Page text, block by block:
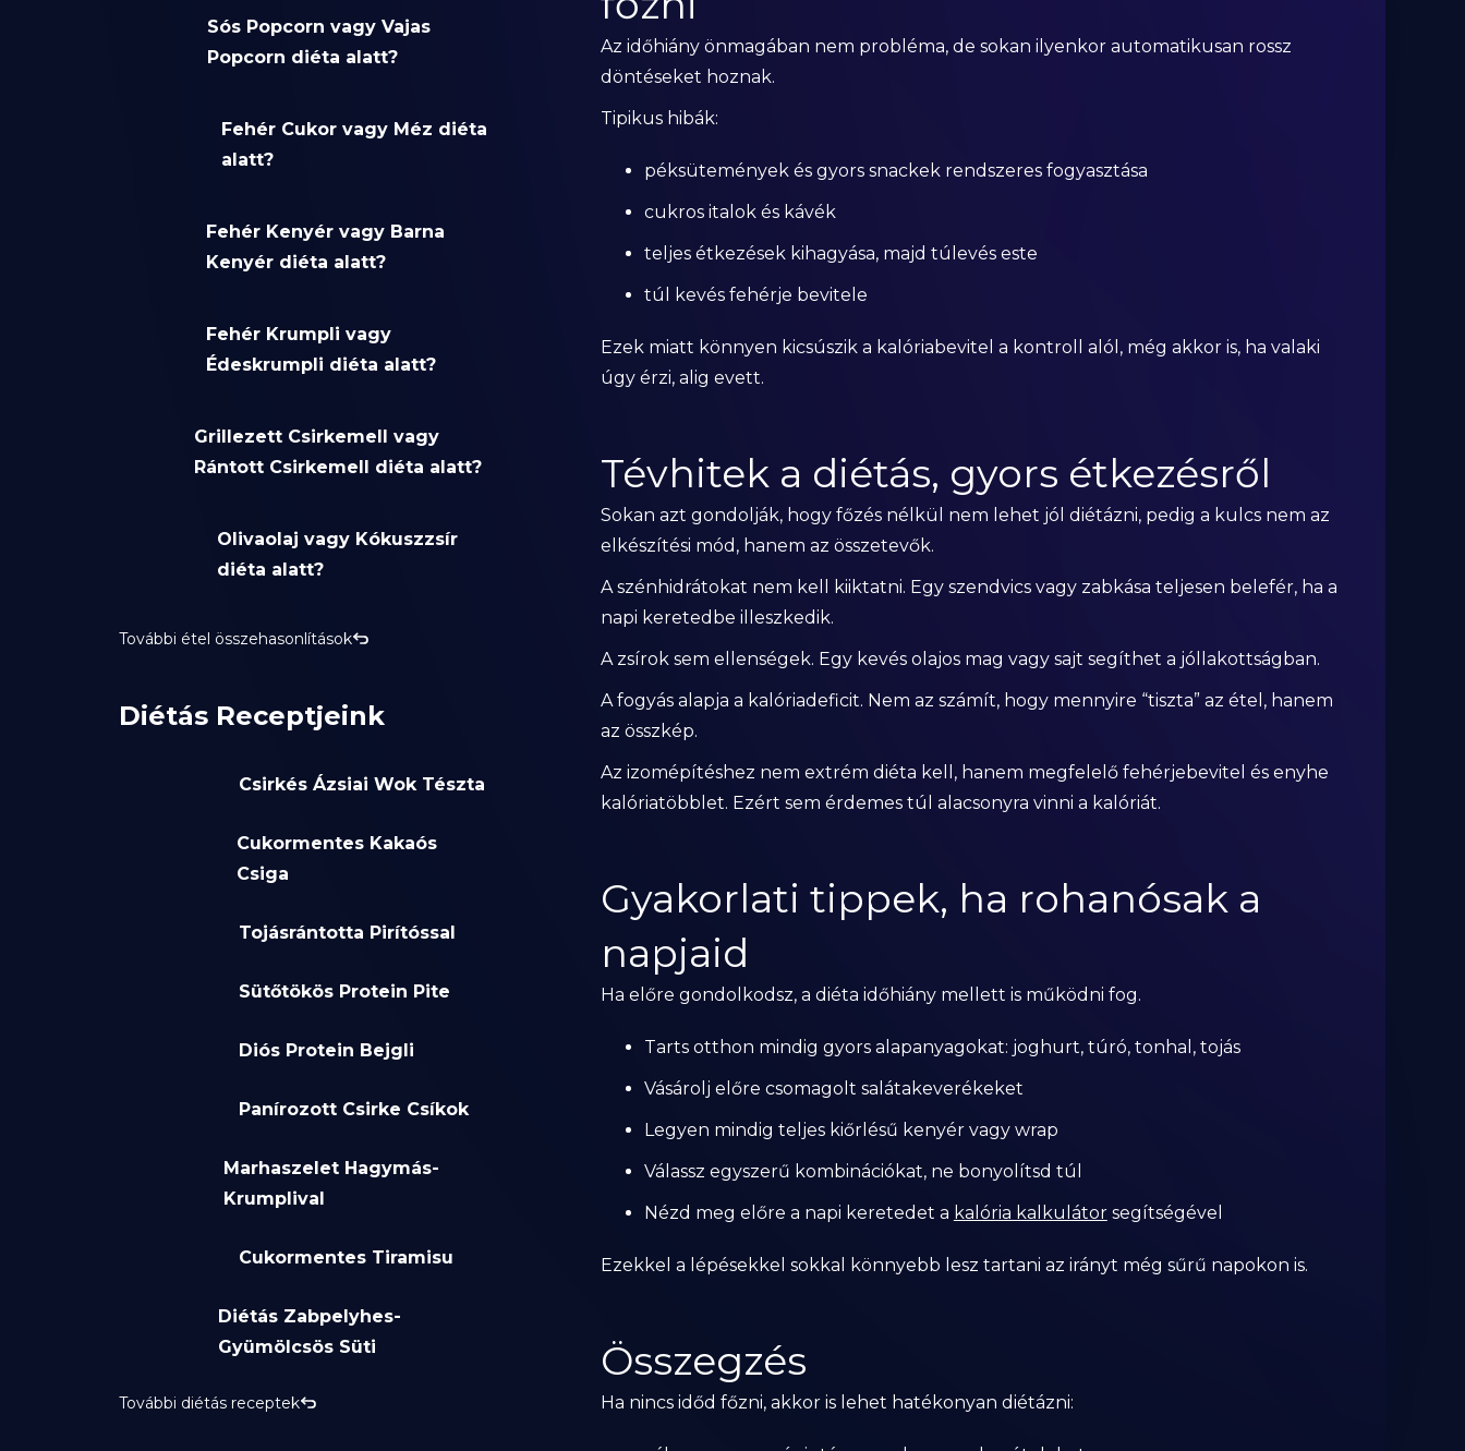
Sós Popcorn vagy Vajas
Popcorn diéta alatt?
Fehér Cukor vagy Méz diéta
alatt?
Fehér Kenyér vagy Barna
Kenyér diéta alatt?
Fehér Krumpli vagy
Édeskrumpli diéta alatt?
Grillezett Csirkemell vagy
Rántott Csirkemell diéta alatt?
Olivaolaj vagy Kókuszzsír
diéta alatt?
További étel összehasonlítások
Diétás Receptjeink
Csirkés Ázsiai Wok Tészta
Cukormentes Kakaós
Csiga
Tojásrántotta Pirítóssal
Sütőtökös Protein Pite
Diós Protein Bejgli
Panírozott Csirke Csíkok
Marhaszelet Hagymás-
Krumplival
Cukormentes Tiramisu
Diétás Zabpelyhes-
Gyümölcsös Süti
További diétás receptek
Az időhiány önmagában nem probléma, de sokan ilyenkor automatikusan rossz
döntéseket hoznak.
Tipikus hibák:
péksütemények és gyors snackek rendszeres fogyasztása
cukros italok és kávék
teljes étkezések kihagyása, majd túlevés este
túl kevés fehérje bevitele
Ezek miatt könnyen kicsúszik a kalóriabevitel a kontroll alól, még akkor is, ha valaki
úgy érzi, alig evett.
Tévhitek a diétás, gyors étkezésről
Sokan azt gondolják, hogy főzés nélkül nem lehet jól diétázni, pedig a kulcs nem az
elkészítési mód, hanem az összetevők.
A szénhidrátokat nem kell kiiktatni. Egy szendvics vagy zabkása teljesen belefér, ha a
napi keretedbe illeszkedik.
A zsírok sem ellenségek. Egy kevés olajos mag vagy sajt segíthet a jóllakottságban.
A fogyás alapja a kalóriadeficit. Nem az számít, hogy mennyire “tiszta” az étel, hanem
az összkép.
Az izomépítéshez nem extrém diéta kell, hanem megfelelő fehérjebevitel és enyhe
kalóriatöbblet. Ezért sem érdemes túl alacsonyra vinni a kalóriát.
Gyakorlati tippek, ha rohanósak a
napjaid
Ha előre gondolkodsz, a diéta időhiány mellett is működni fog.
Tarts otthon mindig gyors alapanyagokat: joghurt, túró, tonhal, tojás
Vásárolj előre csomagolt salátakeverékeket
Legyen mindig teljes kiőrlésű kenyér vagy wrap
Válassz egyszerű kombinációkat, ne bonyolítsd túl
Nézd meg előre a napi keretedet a kalória kalkulátorsegítségével
Ezekkel a lépésekkel sokkal könnyebb lesz tartani az irányt még sűrű napokon is.
Összegzés
Ha nincs időd főzni, akkor is lehet hatékonyan diétázni: